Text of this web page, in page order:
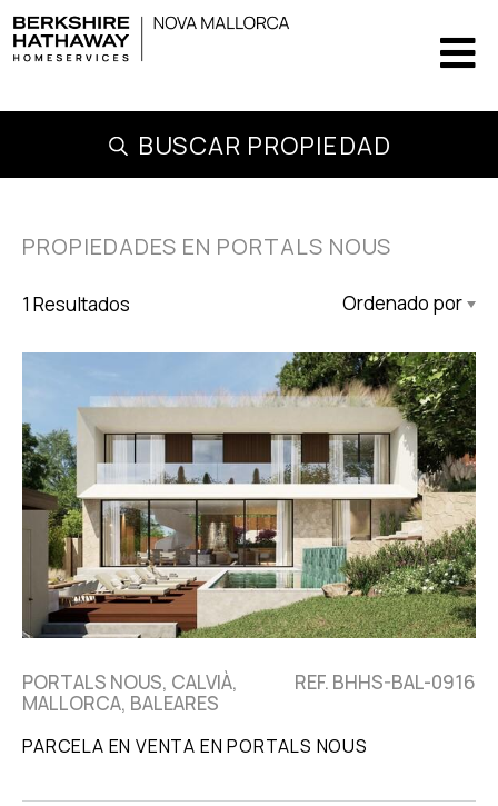
BUSCAR PROPIEDAD
PROPIEDADES EN PORTALS NOUS
Actualizado Descendente
1 Resultados
PORTALS NOUS, CALVIÀ,
MALLORCA, BALEARES
REF. BHHS-BAL-0916
PARCELA EN VENTA EN PORTALS NOUS